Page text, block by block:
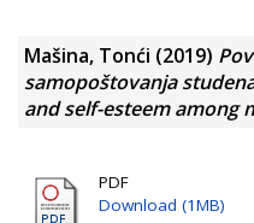
Mašina, Tonći (2019)
samopoštovanja
and self-esteem among
PDF
Download (1MB)